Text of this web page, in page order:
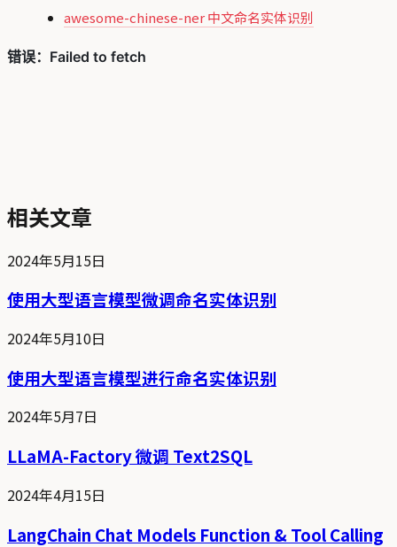
awesome-chinese-ner 中文命名实体识别
相关文章
2024年5月15日
使用大型语言模型微调命名实体识别
2024年5月10日
使用大型语言模型进行命名实体识别
2024年5月7日
LLaMA-Factory 微调 Text2SQL
2024年4月15日
LangChain Chat Models Function & Tool Calling